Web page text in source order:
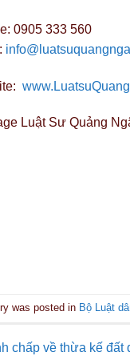
0905 333 560
Luật Sư Quảng
was posted in Bộ Luật
chấp về thừa kế đất